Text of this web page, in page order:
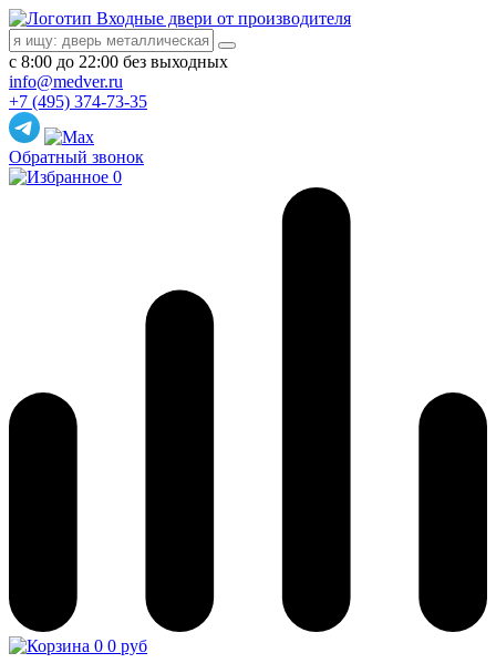
Входные двери от производителя
с 8:00 до 22:00 без выходных
info@medver.ru
+7 (495) 374-73-35
Обратный звонок
0
0 0 руб